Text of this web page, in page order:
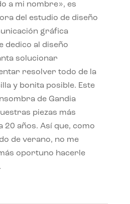
a mi nombre», es
del estudio de diseño
gráfica
dedico al diseño
solucionar
resolver todo de la
y bonita posible. Este
de Gandia
piezas más
20 años. Así que, como
de verano, no me
oportuno hacerle